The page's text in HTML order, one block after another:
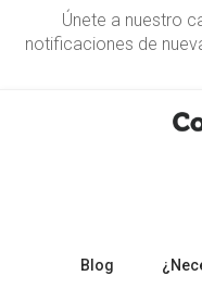
Únete a nuestro
notificaciones de
Blog